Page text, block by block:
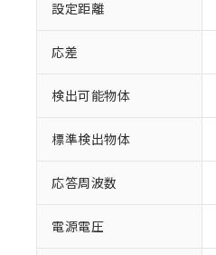
設定距離
応差
検出可能物体
標準検出物体
応答周波数
電源電圧